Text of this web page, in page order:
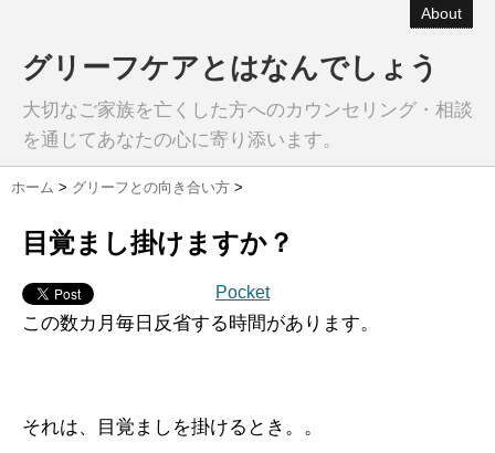
About
グリーフケアとはなんでしょう
大切なご家族を亡くした方へのカウンセリング・相談
を通じてあなたの心に寄り添います。
ホーム > グリーフとの向き合い方 >
目覚まし掛けますか？
Pocket
この数カ月毎日反省する時間があります。
それは、目覚ましを掛けるとき。。